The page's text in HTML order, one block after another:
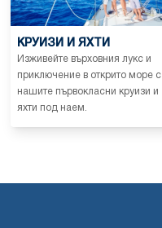
КРУИЗИ И ЯХТИ
Изживейте върховния лукс и
приключение в открито море с
нашите първокласни круизи и
яхти под наем.